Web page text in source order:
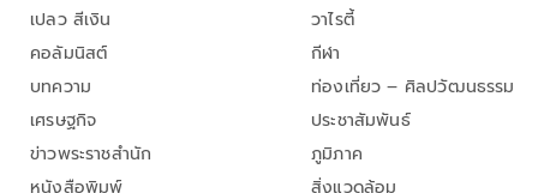
เปลว สีเงิน
คอลัมนิสต์
บทความ
เศรษฐกิจ
ข่าวพระราชสำนัก
หนังสือพิมพ์
วาไรตี้
กีฬา
ท่องเที่ยว – ศิลปวัฒนธรรม
ประชาสัมพันธ์
ภูมิภาค
สิ่งแวดล้อม